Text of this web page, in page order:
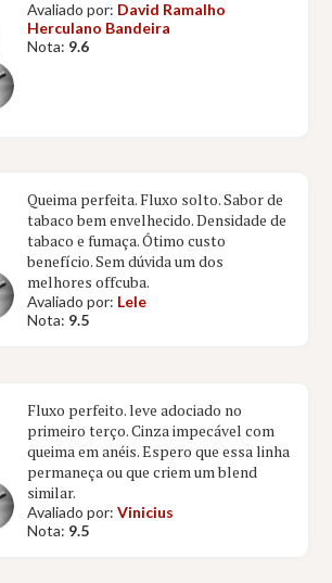
Avaliado por: David Ramalho
Herculano Bandeira
Nota: 9.6
Queima perfeita. Fluxo solto. Sabor de
tabaco bem envelhecido. Densidade de
tabaco e fumaça. Ótimo custo
benefício. Sem dúvida um dos
melhores offcuba.
Avaliado por: Lele
Nota: 9.5
Fluxo perfeito. leve adociado no
primeiro terço. Cinza impecável com
queima em anéis. Espero que essa linha
permaneça ou que criem um blend
similar.
Avaliado por:Vinicius
Nota: 9.5